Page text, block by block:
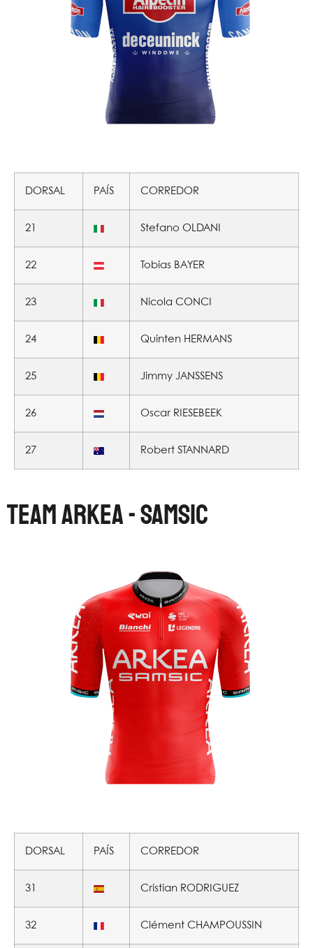
DORSAL PAÍS CORREDOR
21 Stefano OLDANI
22 Tobias BAYER
23 Nicola CONCI
24 Quinten HERMANS
25 Jimmy JANSSENS
26 Oscar RIESEBEEK
27 Robert STANNARD
TEAM ARKEA - SAMSIC
DORSAL PAÍS CORREDOR
31 Cristian RODRIGUEZ
32 Clément CHAMPOUSSIN